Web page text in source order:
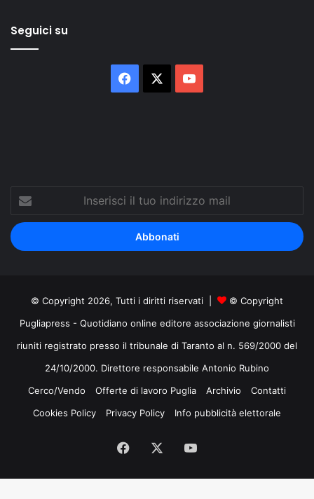
Seguici su
Facebook
Inserisci
tuo
indirizzo
mail
© Copyright 2026, Tutti i diritti riservati |
© Copyright
Pugliapress - Quotidiano online editore associazione giornalisti
riuniti registrato presso il tribunale di Taranto al n. 569/2000 del
24/10/2000. Direttore responsabile Antonio Rubino
Cerco/Vendo
Offerte di lavoro Puglia Archivio
Contatti
Cookies Policy
Privacy Policy Info pubblicità elettorale
Facebook
Tube